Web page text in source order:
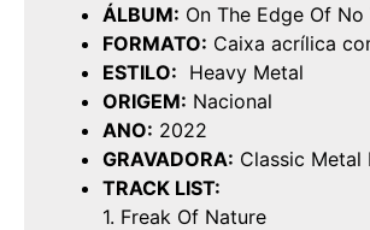
ÁLBUM: On The Edge Of
FORMATO: Caixa acrílica
ESTILO: Heavy Metal
ORIGEM: Nacional
ANO: 2022
GRAVADORA: Classic Metal
TRACK LIST:
1. Freak Of Nature